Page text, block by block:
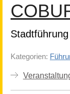
Stadtführung
Kategorien: